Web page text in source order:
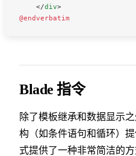
    </
div>
@endverbatim
Blade 指令
除了模板继承和数据显示
构（如条件语句和循环）
式提供了一种非常简洁的